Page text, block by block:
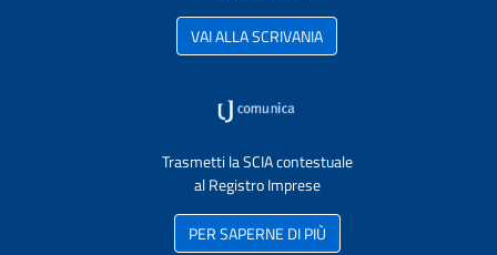
VAI ALLA SCRIVANIA
Trasmetti la SCIA contestuale
al Registro Imprese
PER SAPERNE DI PIÙ